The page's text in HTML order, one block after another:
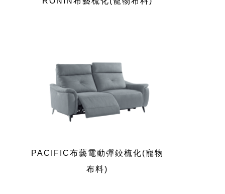
PACIFIC布藝電動彈鉸梳化(寵物
布料)